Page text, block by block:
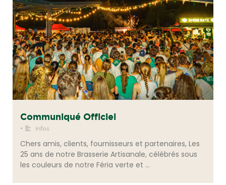
Communiqué Officiel
• Infos
Chers amis, clients, fournisseurs et partenaires, Les
25 ans de notre Brasserie Artisanale, célébrés sous
les couleurs de notre Féria verte et …